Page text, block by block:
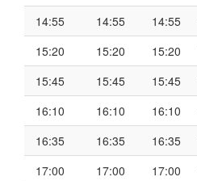
14:55
14:55 14:55
15:20
15:20 15:20
15:45
15:45 15:45
16:10
16:10 16:10
16:35
16:35 16:35
17:00
17:00 17:00